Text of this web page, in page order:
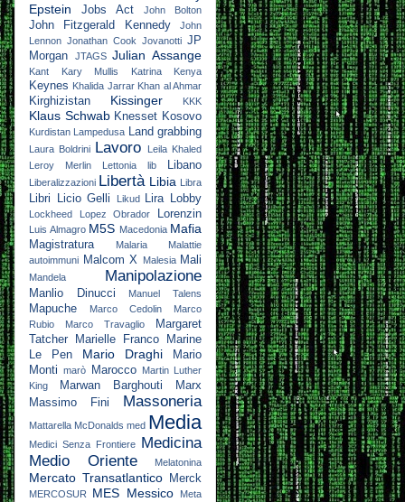
Epstein
Jobs Act John Bolton
John Fitzgerald Kennedy
John
Lennon Jonathan Cook Jovanotti JP
Morgan
JTAGS Julian Assange
Kant Kary Mullis Katrina Kenya
Keynes Khalida Jarrar Khan al Ahmar
Kirghizistan Kissinger KKK
Klaus Schwab Knesset Kosovo
Kurdistan Lampedusa Land grabbing
Laura Boldrini Lavoro
Leila Khaled
Leroy Merlin
Lettonia lib Libano
Liberalizzazioni Libertà Libia Libra
Libri Licio Gelli Likud Lira Lobby
Lockheed Lopez Obrador Lorenzin
Luis Almagro M5S Macedonia Mafia
Magistratura Malaria
Malattie
autoimmuni Malcom X Malesia Mali
Mandela Manipolazione
Manlio Dinucci Manuel Talens
Mapuche Marco Cedolin
Marco
Rubio
Marco Travaglio
Margaret
Tatcher
Marielle Franco
Marine
Le Pen
Mario Draghi
Mario
Monti
marò Marocco
Martin Luther
King
Marwan Barghouti
Marx
Massimo Fini
Massoneria
Mattarella McDonalds med Media
Medici Senza Frontiere Medicina
Medio Oriente
Melatonina
Mercato Transatlantico Merck
MERCOSUR MES Messico
Meta